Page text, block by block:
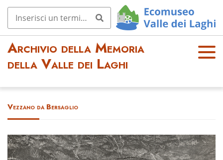
Archivio della Memoria
della Valle dei Laghi
OPE
Vezzano da Bersaglio